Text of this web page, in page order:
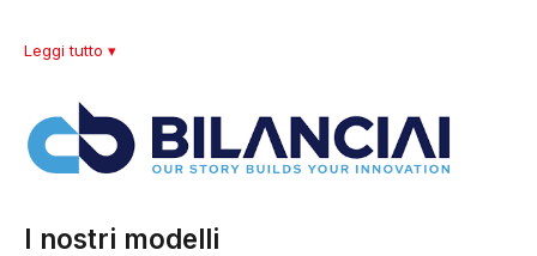
rappresenta un punto di riferimento per la vendita,
pesatura, oltre alla fornitura di ricambi e attrezzature
connesse ai processi produttivi e logistici.…
sito ufficiale →
Leggi tutto ▾
I nostri modelli